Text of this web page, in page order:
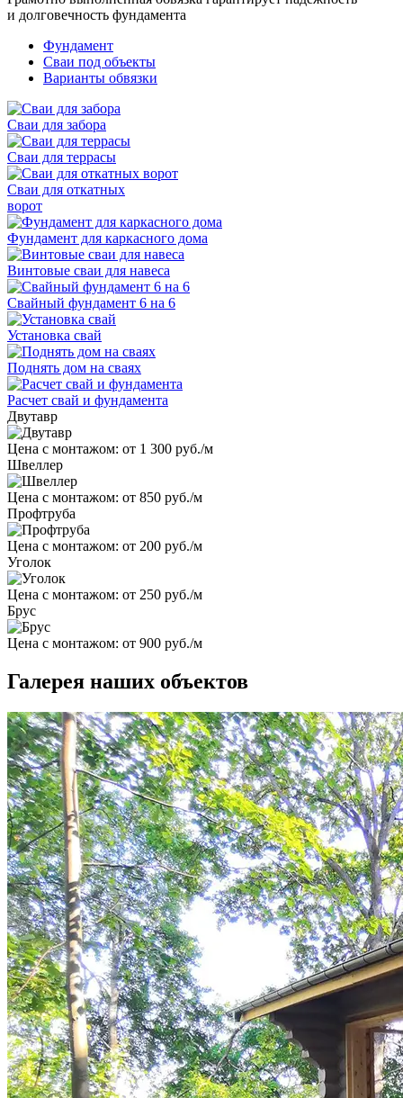
и долговечность фундамента
Фундамент
Сваи под объекты
Варианты обвязки
Сваи для забора
Сваи для террасы
Сваи для откатных
ворот
Фундамент для каркасного дома
Винтовые сваи для навеса
Свайный фундамент 6 на 6
Установка свай
Поднять дом на сваях
Расчет свай и фундамента
Двутавр
Цена с монтажом: от 1 300 руб./м
Швеллер
Цена с монтажом: от 850 руб./м
Профтруба
Цена с монтажом: от 200 руб./м
Уголок
Цена с монтажом: от 250 руб./м
Брус
Цена с монтажом: от 900 руб./м
Галерея наших объектов